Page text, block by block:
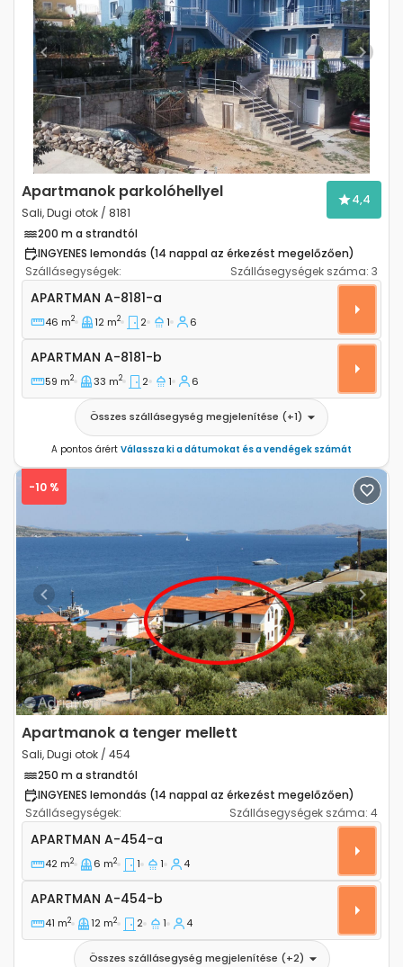
Previous Next
Apartmanok parkolóhellyel
Sali, Dugi otok / 8181
4,4
200 m a strandtól
INGYENES lemondás (14 nappal az érkezést megelőzően)
Szállásegységek:
Szállásegységek száma: 3
Kétszobás apartman Sali, Dugi otok A-8181-a
APARTMAN A-8181-a
46 m2 12 m2 2 1 6
Apartman A-8181-b
APARTMAN A-8181-b
59 m2 33 m2 2 1 6
Összes szállásegység megjelenítése (+1)
A pontos árért Válassza ki a dátumokat és a vendégek számát
Previous Next
-10 %
Apartmanok a tenger mellett
Sali, Dugi otok / 454
250 m a strandtól
INGYENES lemondás (14 nappal az érkezést megelőzően)
Szállásegységek:
Szállásegységek száma: 4
Egyszobás apartman Sali, Dugi otok A-454-a
APARTMAN A-454-a
42 m2 6 m2 1 1 4
Apartman A-454-b
APARTMAN A-454-b
41 m2 12 m2 2 1 4
Összes szállásegység megjelenítése (+2)